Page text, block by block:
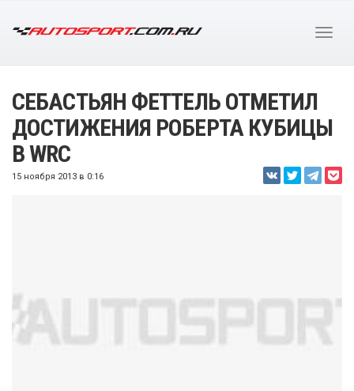
СЕБАСТЬЯН ФЕТТЕЛЬ ОТМЕТИЛ
ДОСТИЖЕНИЯ РОБЕРТА КУБИЦЫ
В WRC
15 ноября 2013 в 0:16